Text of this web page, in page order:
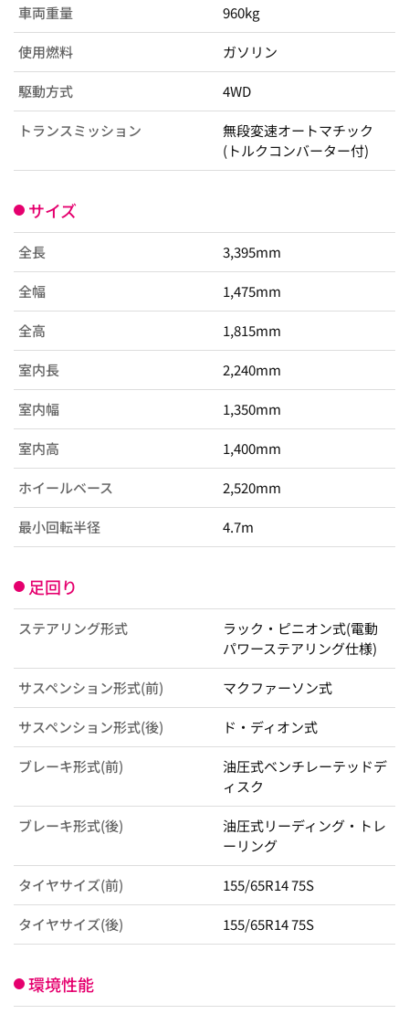
車両重量 960kg
使用燃料 ガソリン
駆動方式 4WD
トランスミッション
無段変速オートマチック
(トルクコンバーター付)
サイズ
全長 3,395mm
全幅 1,475mm
全高 1,815mm
室内長 2,240mm
室内幅 1,350mm
室内高 1,400mm
ホイールベース 2,520mm
最小回転半径 4.7m
足回り
ステアリング形式
ラック・ピニオン式(電動
パワーステアリング仕様)
サスペンション形式(前) マクファーソン式
サスペンション形式(後) ド・ディオン式
ブレーキ形式(前)
油圧式ベンチレーテッドデ
ィスク
ブレーキ形式(後)
油圧式リーディング・トレ
ーリング
タイヤサイズ(前) 155/65R14 75S
タイヤサイズ(後) 155/65R14 75S
環境性能